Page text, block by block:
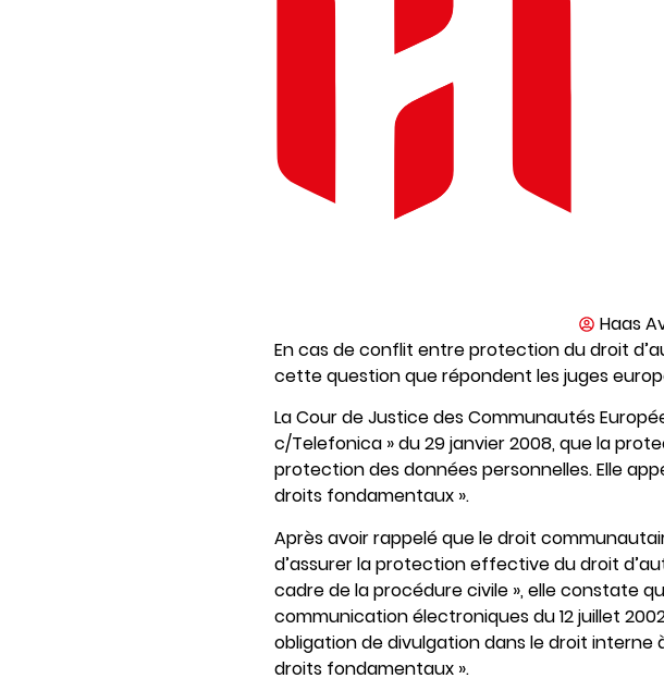
Haas
En cas de conflit entre protection du droit
cette question que répondent les juges
La Cour de Justice des Communautés
c/Telefonica » du 29 janvier 2008, que la
protection des données personnelles. Elle
droits fondamentaux ».
Après avoir rappelé que le droit
d’assurer la protection effective du droit
cadre de la procédure civile », elle constate
communication électroniques du 12 juillet
obligation de divulgation dans le droit
droits fondamentaux ».